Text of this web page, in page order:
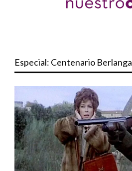
Especial: Centenario Berlanga